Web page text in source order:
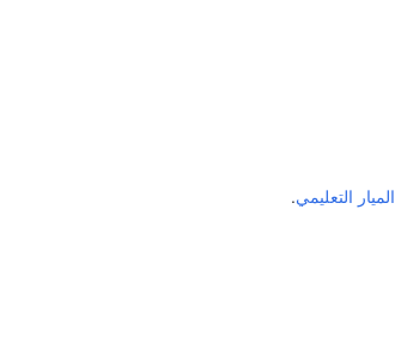
الميار التعليمي.